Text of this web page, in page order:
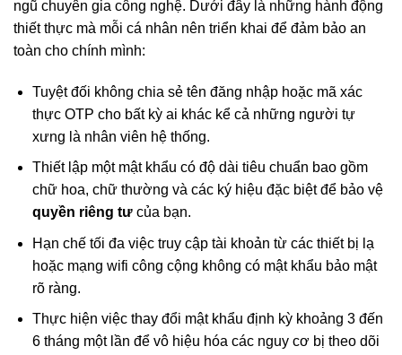
ngũ chuyên gia công nghệ. Dưới đây là những hành động
thiết thực mà mỗi cá nhân nên triển khai để đảm bảo an
toàn cho chính mình:
Tuyệt đối không chia sẻ tên đăng nhập hoặc mã xác
thực OTP cho bất kỳ ai khác kể cả những người tự
xưng là nhân viên hệ thống.
Thiết lập một mật khẩu có độ dài tiêu chuẩn bao gồm
chữ hoa, chữ thường và các ký hiệu đặc biệt để bảo vệ
quyền riêng tưcủa bạn.
Hạn chế tối đa việc truy cập tài khoản từ các thiết bị lạ
hoặc mạng wifi công cộng không có mật khẩu bảo mật
rõ ràng.
Thực hiện việc thay đổi mật khẩu định kỳ khoảng 3 đến
6 tháng một lần để vô hiệu hóa các nguy cơ bị theo dõi